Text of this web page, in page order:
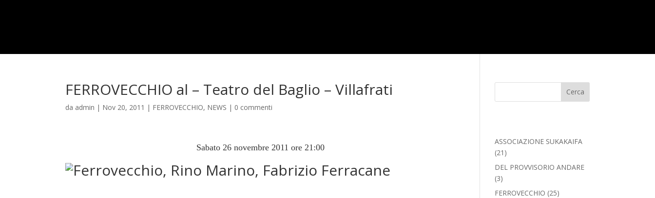
FERROVECCHIO al – Teatro del Baglio – Villafrati
da admin | Nov 20, 2011 | FERROVECCHIO, NEWS | 0 commenti
Sabato 26 novembre 2011 ore 21:00
Cerca
ASSOCIAZIONE SUKAKAIFA
(21)
DEL PROVVISORIO ANDARE
(3)
FERROVECCHIO (25)